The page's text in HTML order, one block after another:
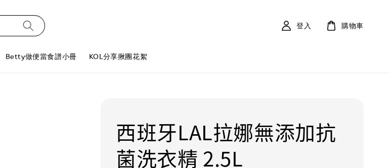
Betty做便當食譜小冊 KOL分享揪團花絮
登入 購物車
西班牙LAL拉娜無添加抗
菌洗衣精 2.5L